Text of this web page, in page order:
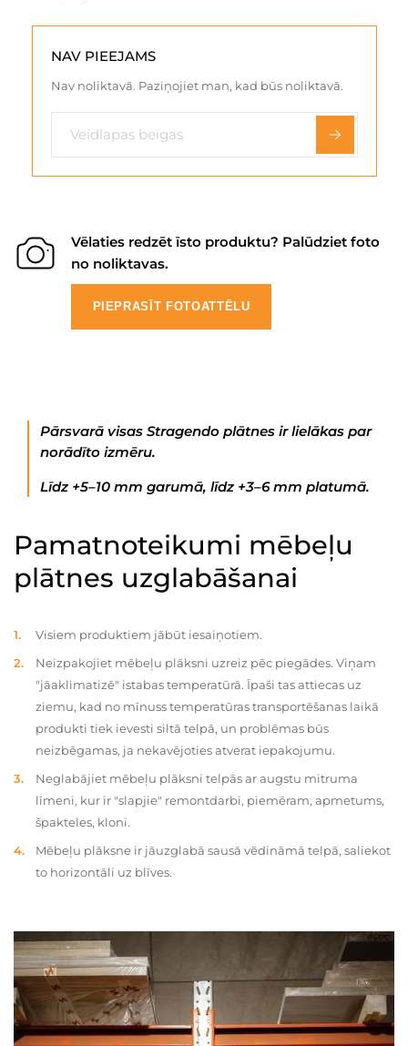
NAV PIEEJAMS
Nav noliktavā. Paziņojiet man, kad būs noliktavā.
Vēlaties redzēt īsto produktu? Palūdziet foto
no noliktavas.
PIEPRASĪT FOTOATTĒLU
Pārsvarā visas Stragendo plātnes ir lielākas par
norādīto izmēru.
Līdz +5–10 mm garumā, līdz +3–6 mm platumā.
Pamatnoteikumi mēbeļu
plātnes uzglabāšanai
Visiem produktiem jābūt iesaiņotiem.
Neizpakojiet mēbeļu plāksni uzreiz pēc piegādes. Viņam
"jāaklimatizē" istabas temperatūrā. Īpaši tas attiecas uz
ziemu, kad no mīnuss temperatūras transportēšanas laikā
produkti tiek ievesti siltā telpā, un problēmas būs
neizbēgamas, ja nekavējoties atverat iepakojumu.
Neglabājiet mēbeļu plāksni telpās ar augstu mitruma
līmeni, kur ir "slapjie" remontdarbi, piemēram, apmetums,
špakteles, kloni.
Mēbeļu plāksne ir jāuzglabā sausā vēdināmā telpā, saliekot
to horizontāli uz blīves.